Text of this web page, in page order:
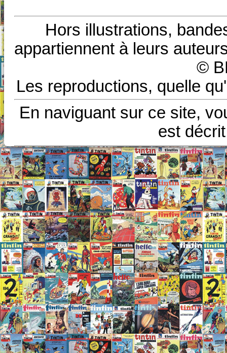
Hors illustrations,
appartiennent à leurs
©
Les reproductions, quelle
En naviguant sur ce site,
est